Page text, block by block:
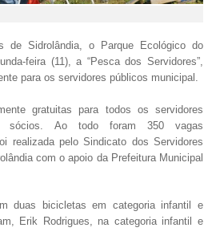
de Sidrolândia, o Parque Ecológico do
feira (11), a “Pesca dos Servidores”,
para os servidores públicos municipal.
gratuitas para todos os servidores
sócios. Ao todo foram 350 vagas
realizada pelo Sindicato dos Servidores
com o apoio da Prefeitura Municipal
duas bicicletas em categoria infantil e
Erik Rodrigues, na categoria infantil e